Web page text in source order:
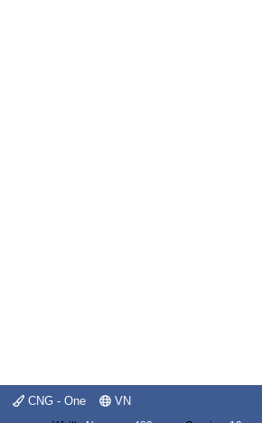
CNG - One VN